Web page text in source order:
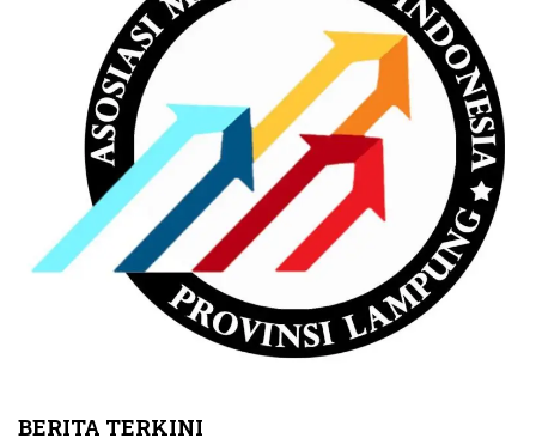
BERITA TERKINI